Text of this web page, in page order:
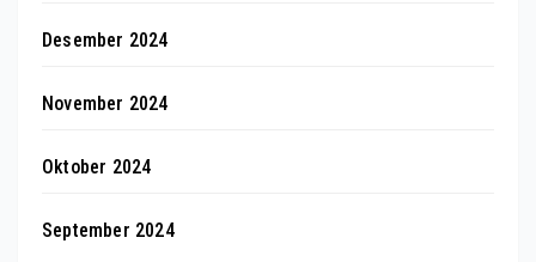
Desember 2024
November 2024
Oktober 2024
September 2024